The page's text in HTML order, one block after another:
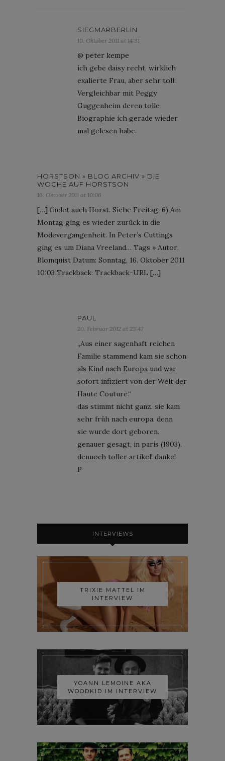
SIEGMARBERLIN
10. Oktober 2011 at 14:31
@ peter kempe
ich gebe daisy recht, wirklich
exalierte Frau, aber sehr toll.
Vergleichbar mit Peggy
Guggenheim deren tolle
Biographie ich gerade wieder
mal gelesen habe.
HORSTSON » BLOG ARCHIV » DIE
WOCHE AUF HORSTSON
16. Oktober 2011 at 10:06
[…] findet auch Horst. Siehe Freitag. 6) Am
Montag ging es wieder zurück in die
Modevergangenheit. In Peter’s Cuttings
ging es um Diana Vreeland… Tags » Autor:
Blomquist Datum: Sonntag, 16. Oktober 2011
10:03 Trackback: Trackback-URL […]
PAUL
20. Februar 2012 at 23:47
„Aus einer sagenhaft reichen
Familie stammend kam sie schon
als Kind nach Europa und war
sofort infiziert von der Welt der
Haute Couture.“
das stimmt nicht ganz. sie kam
sehr früh nach europa, denn
sie wurde dort geboren.
genauer gesagt, in paris (1903).
dennoch toller artikel! danke!
P
INTERVIEWS
TRIXIE MATTEL IM
INTERVIEW
YOANN LEMOINE AKA
WOODKID IM INTERVIEW